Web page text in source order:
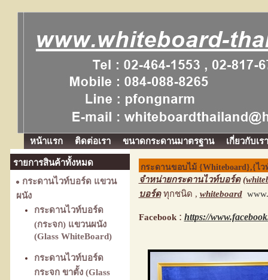
หน้าแรก ติดต่อเรา ขนาดกระดานมาตรฐาน เกี่ยวกับเรา
รายการสินค้าทั้งหมด
กระดานไวท์บอร์ด แขวน
ผนัง
กระดานไวท์บอร์ด
(กระจก) แขวนผนัง
(Glass WhiteBoard)
กระดานไวท์บอร์ด
กระจก ขาตั้ง (Glass
กระดานขอบไม้ {Whiteboard},{ไว
จำหน่ายกระดานไวท์บอร์ด
บอร์ดทุกชนิด , whiteboard
Facebook : https://